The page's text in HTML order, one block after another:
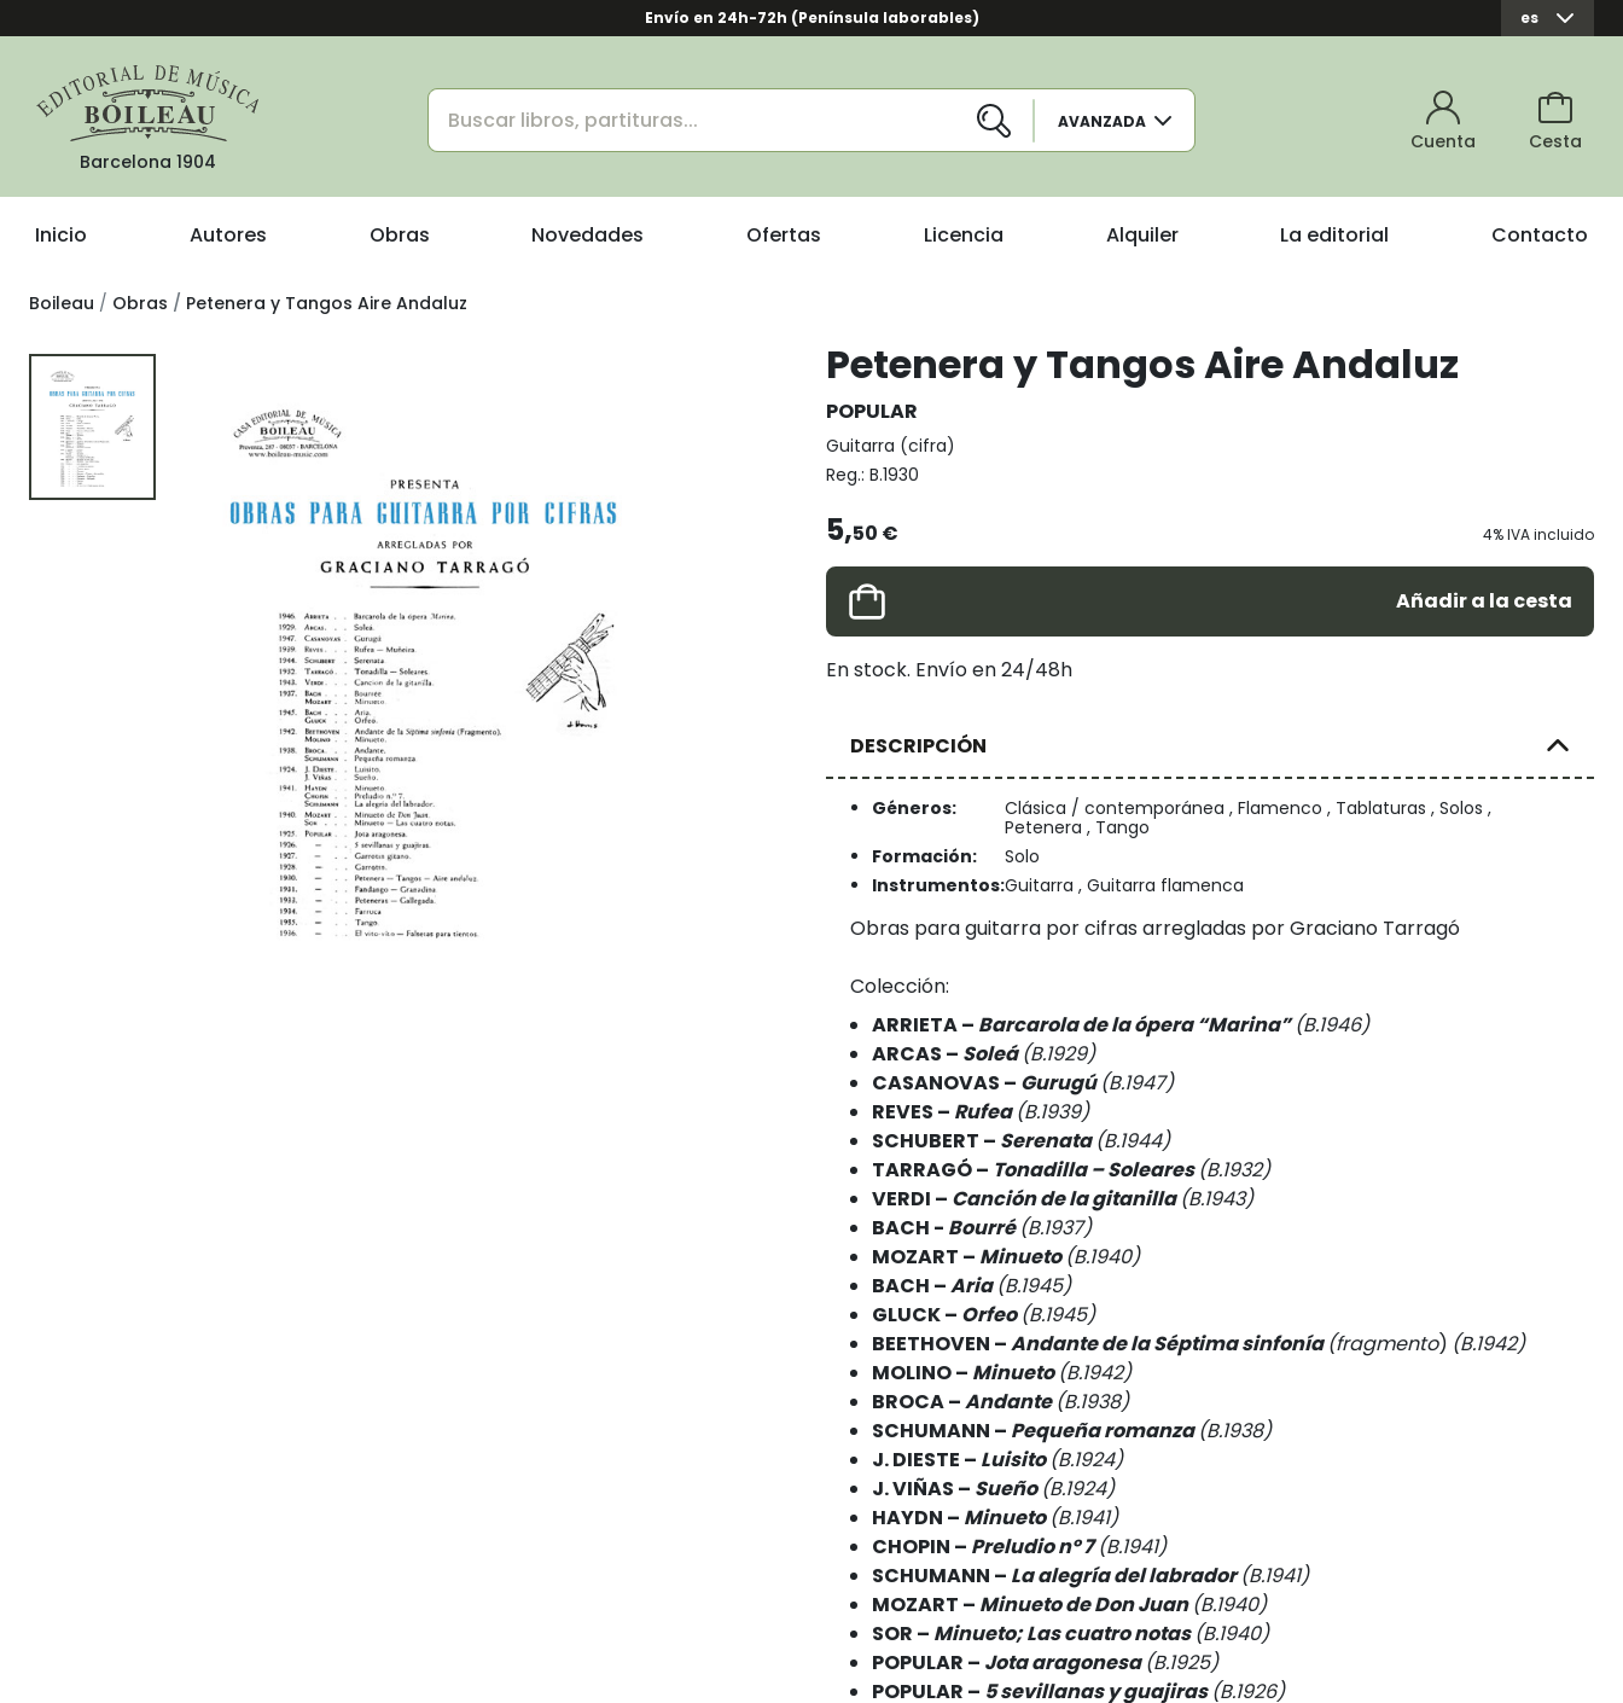
Envío en 24h-72h (Península laborables) es
Barcelona 1904
AVANZADA
Cuenta Cesta
Inicio Autores Obras Novedades Ofertas Licencia Alquiler La editorial Contacto
Boileau Obras Petenera y Tangos Aire Andaluz
Petenera y Tangos Aire Andaluz
POPULAR
Guitarra (cifra)
Reg.: B.1930
5,50 € 4% IVA incluido
Añadir a la cesta
En stock. Envío en 24/48h
DESCRIPCIÓN
Géneros:
Clásica / contemporánea , Flamenco , Tablaturas , Solos ,
Petenera , Tango
Formación:
Solo
Instrumentos:Guitarra , Guitarra flamenca
Obras para guitarra por cifras arregladas por Graciano Tarragó
Colección:
ARRIETA – Barcarola de la ópera “Marina” (B.1946)
ARCAS – Soleá (B.1929)
CASANOVAS – Gurugú (B.1947)
REVES – Rufea (B.1939)
SCHUBERT – Serenata (B.1944)
TARRAGÓ – Tonadilla – Soleares(B.1932)
VERDI – Canción de la gitanilla (B.1943)
BACH - Bourré (B.1937)
MOZART – Minueto (B.1940)
BACH –Aria (B.1945)
GLUCK – Orfeo (B.1945)
BEETHOVEN –Andante de la Séptima sinfonía(fragmento) (B.1942)
MOLINO – Minueto (B.1942)
BROCA –Andante (B.1938)
SCHUMANN – Pequeña romanza (B.1938)
J. DIESTE – Luisito (B.1924)
J. VIÑAS – Sueño (B.1924)
HAYDN – Minueto (B.1941)
CHOPIN – Preludio nº 7 (B.1941)
SCHUMANN – La alegría del labrador (B.1941)
MOZART – Minueto de Don Juan (B.1940)
SOR – Minueto; Las cuatro notas (B.1940)
POPULAR – Jota aragonesa (B.1925)
POPULAR – 5 sevillanas y guajiras (B.1926)